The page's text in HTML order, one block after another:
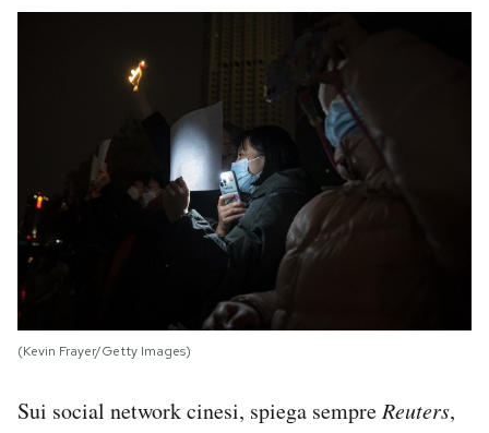
(Kevin Frayer/Getty Images)
Sui social network cinesi, spiega sempreReuters,